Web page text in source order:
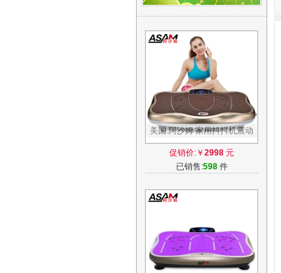
美国.阿沙姆 家用抖抖机震动
摇摆机全身甩脂机减肥瘦腿神
器塑身机
促销价:￥ 2998 元
已销售:598件